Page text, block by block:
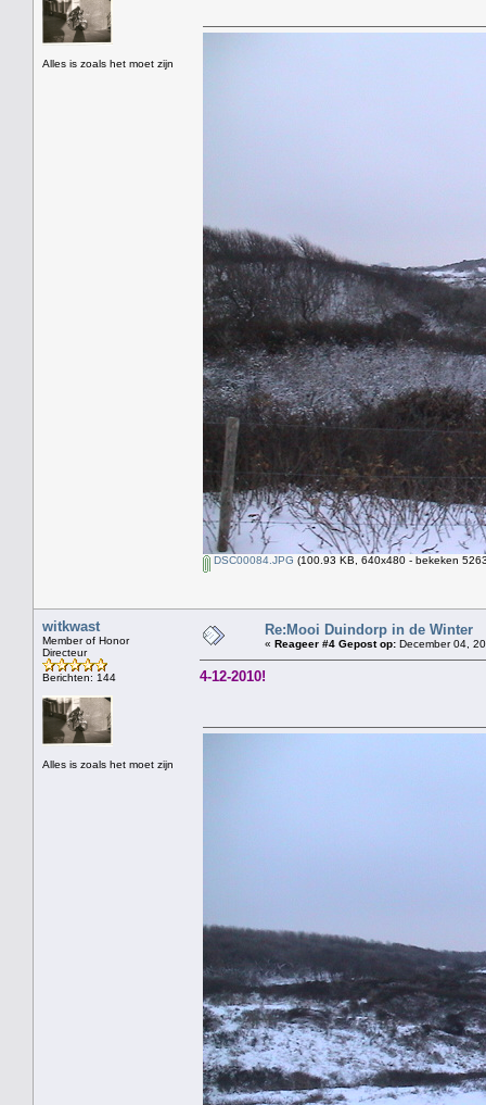
Alles is zoals het moet zijn
DSC00084.JPG (100.93 KB, 640x480 - bekeken
witkwast
Member of Honor
Directeur
Berichten: 144
Alles is zoals het moet zijn
Re:Mooi Duindorp in de Winter
« Reageer #4 Gepost op: December 04,
4-12-2010!